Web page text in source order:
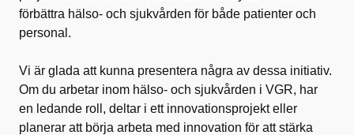
förbättra hälso- och sjukvården för både patienter och
personal.
Vi är glada att kunna presentera några av dessa initiativ.
Om du arbetar inom hälso- och sjukvården i VGR, har
en ledande roll, deltar i ett innovationsprojekt eller
planerar att börja arbeta med innovation för att stärka